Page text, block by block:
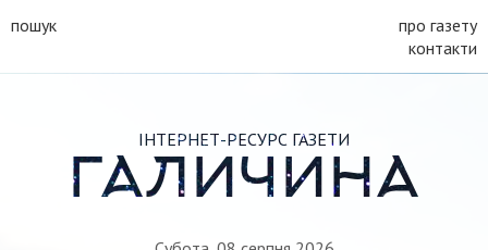
пошук
про газету
контакти
ІНТЕРНЕТ-РЕСУРС ГАЗЕТИ
ГАЛИЧИНА